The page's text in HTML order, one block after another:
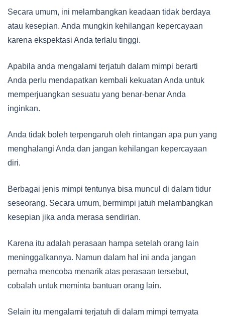
Secara umum, ini melambangkan keadaan tidak berdaya
atau kesepian. Anda mungkin kehilangan kepercayaan
karena ekspektasi Anda terlalu tinggi.
Apabila anda mengalami terjatuh dalam mimpi berarti
Anda perlu mendapatkan kembali kekuatan Anda untuk
memperjuangkan sesuatu yang benar-benar Anda
inginkan.
Anda tidak boleh terpengaruh oleh rintangan apa pun yang
menghalangi Anda dan jangan kehilangan kepercayaan
diri.
Berbagai jenis mimpi tentunya bisa muncul di dalam tidur
seseorang. Secara umum, bermimpi jatuh melambangkan
kesepian jika anda merasa sendirian.
Karena itu adalah perasaan hampa setelah orang lain
meninggalkannya. Namun dalam hal ini anda jangan
pernaha mencoba menarik atas perasaan tersebut,
cobalah untuk meminta bantuan orang lain.
Selain itu mengalami terjatuh di dalam mimpi ternyata